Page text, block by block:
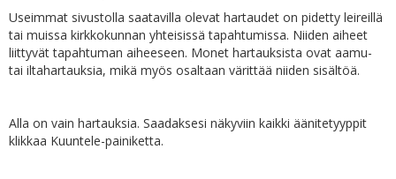
Useimmat sivustolla saatavilla olevat hartaudet on pidetty leireillä
tai muissa kirkkokunnan yhteisissä tapahtumissa. Niiden aiheet
liittyvät tapahtuman aiheeseen. Monet hartauksista ovat aamu-
tai iltahartauksia, mikä myös osaltaan värittää niiden sisältöä.
Alla on vain hartauksia. Saadaksesi näkyviin kaikki äänitetyyppit
klikkaa Kuuntele-painiketta.